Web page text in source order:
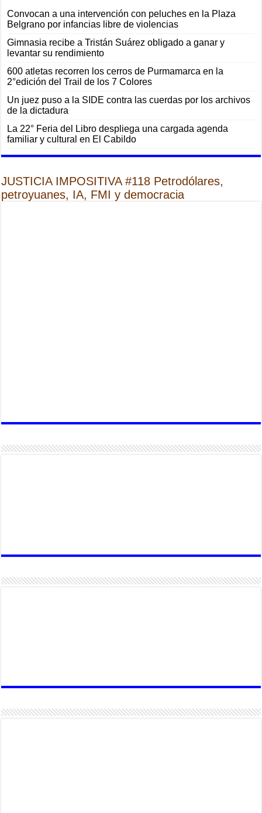
Convocan a una intervención con peluches en la Plaza
Belgrano por infancias libre de violencias
Gimnasia recibe a Tristán Suárez obligado a ganar y
levantar su rendimiento
600 atletas recorren los cerros de Purmamarca en la
2°edición del Trail de los 7 Colores
Un juez puso a la SIDE contra las cuerdas por los archivos
de la dictadura
La 22° Feria del Libro despliega una cargada agenda
familiar y cultural en El Cabildo
JUSTICIA IMPOSITIVA #118 Petrodólares,
petroyuanes, IA, FMI y democracia